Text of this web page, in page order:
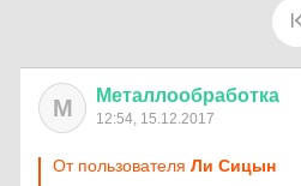
М Металлообработка
12:54, 15.12.2017
От пользователя Ли Сицын